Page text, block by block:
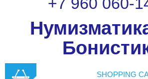
SHOPPING